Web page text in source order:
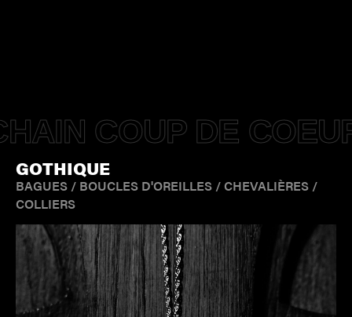
COUP DE
GOTHIQUE
BAGUES / BOUCLES D'OREILLES /CHEVALIÈRES /
COLLIERS